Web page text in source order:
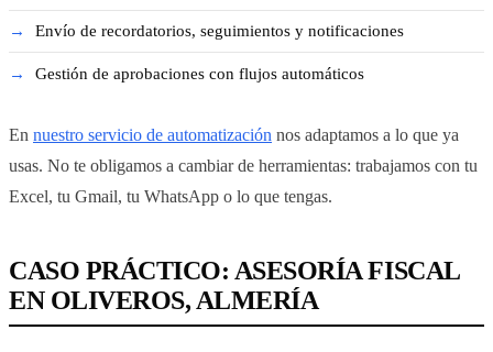
Envío de recordatorios, seguimientos y notificaciones
Gestión de aprobaciones con flujos automáticos
En nuestro servicio de automatización nos adaptamos a lo que ya
usas. No te obligamos a cambiar de herramientas: trabajamos con tu
Excel, tu Gmail, tu WhatsApp o lo que tengas.
CASO PRÁCTICO: ASESORÍA FISCAL
EN OLIVEROS, ALMERÍA